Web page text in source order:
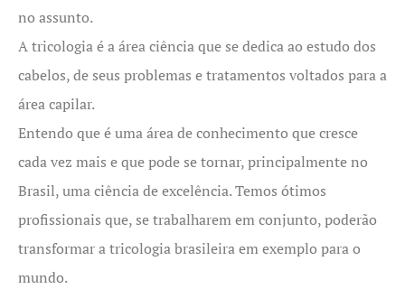
no assunto.
A tricologia é a área ciência que se dedica ao estudo dos
cabelos, de seus problemas e tratamentos voltados para a
área capilar.
Entendo que é uma área de conhecimento que cresce
cada vez mais e que pode se tornar, principalmente no
Brasil, uma ciência de excelência. Temos ótimos
profissionais que, se trabalharem em conjunto, poderão
transformar a tricologia brasileira em exemplo para o
mundo.